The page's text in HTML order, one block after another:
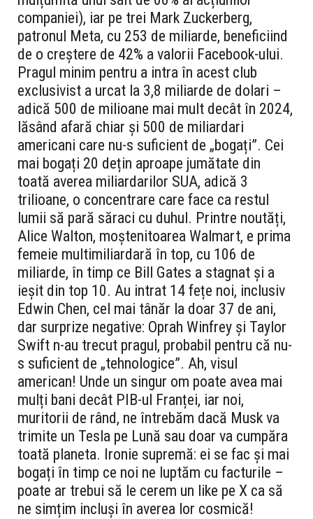
companiei), iar pe trei Mark Zuckerberg,
patronul Meta, cu 253 de miliarde, beneficiind
de o creștere de 42% a valorii Facebook-ului.
Pragul minim pentru a intra în acest club
exclusivist a urcat la 3,8 miliarde de dolari –
adică 500 de milioane mai mult decât în 2024,
lăsând afară chiar și 500 de miliardari
americani care nu-s suficient de „bogați”. Cei
mai bogați 20 dețin aproape jumătate din
toată averea miliardarilor SUA, adică 3
trilioane, o concentrare care face ca restul
lumii să pară săraci cu duhul. Printre noutăți,
Alice Walton, moștenitoarea Walmart, e prima
femeie multimiliardară în top, cu 106 de
miliarde, în timp ce Bill Gates a stagnat și a
ieșit din top 10. Au intrat 14 fețe noi, inclusiv
Edwin Chen, cel mai tânăr la doar 37 de ani,
dar surprize negative: Oprah Winfrey și Taylor
Swift n-au trecut pragul, probabil pentru că nu-
s suficient de „tehnologice”. Ah, visul
american! Unde un singur om poate avea mai
mulți bani decât PIB-ul Franței, iar noi,
muritorii de rând, ne întrebăm dacă Musk va
trimite un Tesla pe Lună sau doar va cumpăra
toată planeta. Ironie supremă: ei se fac și mai
bogați în timp ce noi ne luptăm cu facturile –
poate ar trebui să le cerem un like pe X ca să
ne simțim incluși în averea lor cosmică!